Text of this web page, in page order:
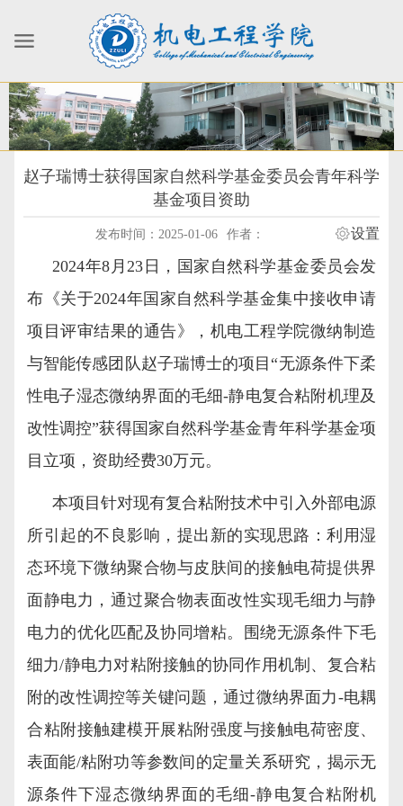
赵子瑞博士获得国家自然科学基金委员会青年科学
基金项目资助
发布时间：2025-01-06 作者： 设置
2024年8月23日，国家自然科学基金委员会发
布《关于2024年国家自然科学基金集中接收申请
项目评审结果的通告》， 机电工程学院微纳制造
与智能传感团队赵子瑞博士的项目 “无源条件下柔
性电子湿态微纳界面的毛细-静电复合粘附机理及
改性调控”获得国家自然科学基金青年科学基金项
目立项，资助经费30万元。
本项目针对现有复合粘附技术中引入外部电源
所引起的不良影响，提出新的实现思路：利用湿
态环境下微纳聚合物与皮肤间的接触电荷提供界
面静电力，通过聚合物表面改性实现毛细力与静
电力的优化匹配及协同增粘。围绕无源条件下毛
细力/静电力对粘附接触的协同作用机制、复合粘
附的改性调控等关键问题，通过微纳界面力-电耦
合粘附接触建模开展粘附强度与接触电荷密度、
表面能/粘附功等参数间的定量关系研究，揭示无
源条件下湿态微纳界面的毛细-静电复合粘附机